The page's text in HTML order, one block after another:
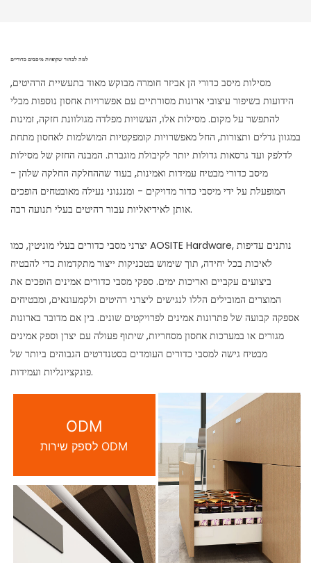
למה לבחור שקופיות מיסבים כדוריים
מסילות מיסב כדורי הן אביזר חומרה מבוקש מאוד בתעשיית הרהיטים,
הידועות בשיפור עיצובי ארונות מסורתיים עם אפשרויות אחסון נוספות מבלי
להתפשר על מקום. מסילות אלו, העשויות מפלדה מגולוונת חזקה, זמינות
במגוון גדלים ותצורות, החל מאפשרויות קומפקטיות המושלמות לאחסון מתחת
לדלפק ועד גרסאות גדולות יותר לקיבולת מוגברת. המבנה החזק של מסילות
מיסב כדורי מבטיח עמידות ואמינות, בעוד שההחלקה החלקה שלהן -
המופעלת על ידי מיסבי כדור מדויקים - ומנגנוני נעילה מאובטחים הופכים
אותן לאידיאליות עבור רהיטים בעלי תנועה רבה.
יצרני מסבי כדורים בעלי מוניטין, כמו AOSITE Hardware, נותנים עדיפות
לאיכות בכל יחידה, תוך שימוש בטכניקות ייצור מתקדמות כדי להבטיח
ביצועים עקביים ואריכות ימים. ספקי מסבי כדורים אמינים הופכים את
המוצרים המובילים הללו לנגישים ליצרני רהיטים ולקמעונאים, ומבטיחים
אספקה ​​קבועה של פתרונות אמינים לפרויקטים שונים. בין אם מדובר בארונות
מגורים או במערכות אחסון מסחריות, שיתוף פעולה עם יצרן וספק אמינים
מבטיח גישה למסבי כדורים העומדים בסטנדרטים הגבוהים ביותר של
פונקציונליות ועמידות.
ODM
לספק שירות ODM